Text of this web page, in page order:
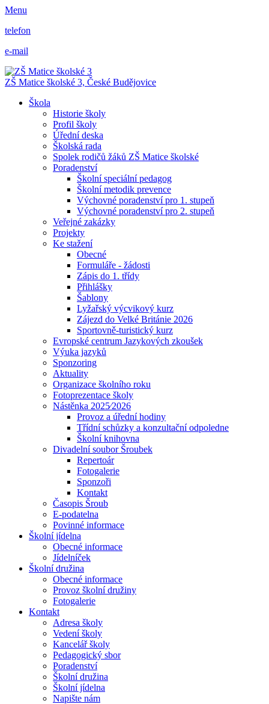
Menu
telefon
e-mail
ZŠ Matice školské 3, České Budějovice
Škola
Historie školy
Profil školy
Úřední deska
Školská rada
Spolek rodičů žáků ZŠ Matice školské
Poradenství
Školní speciální pedagog
Školní metodik prevence
Výchovné poradenství pro 1. stupeň
Výchovné poradenství pro 2. stupeň
Veřejné zakázky
Projekty
Ke stažení
Obecné
Formuláře - žádosti
Zápis do 1. třídy
Přihlášky
Šablony
Lyžařský výcvikový kurz
Zájezd do Velké Británie 2026
Sportovně-turistický kurz
Evropské centrum Jazykových zkoušek
Výuka jazyků
Sponzoring
Aktuality
Organizace školního roku
Fotoprezentace školy
Nástěnka 2025⁄2026
Provoz a úřední hodiny
Třídní schůzky a konzultační odpoledne
Školní knihovna
Divadelní soubor Šroubek
Repertoár
Fotogalerie
Sponzoři
Kontakt
Časopis Šroub
E-podatelna
Povinné informace
Školní jídelna
Obecné informace
Jídelníček
Školní družina
Obecné informace
Provoz školní družiny
Fotogalerie
Kontakt
Adresa školy
Vedení školy
Kancelář školy
Pedagogický sbor
Poradenství
Školní družina
Školní jídelna
Napište nám